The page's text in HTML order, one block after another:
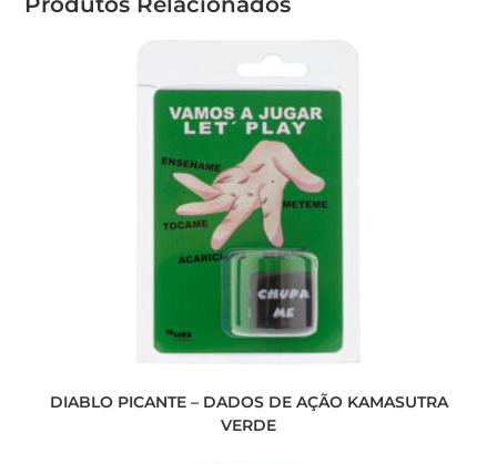
DIABLO PICANTE – DADOS DE AÇÃO KAMASUTRA
VERDE